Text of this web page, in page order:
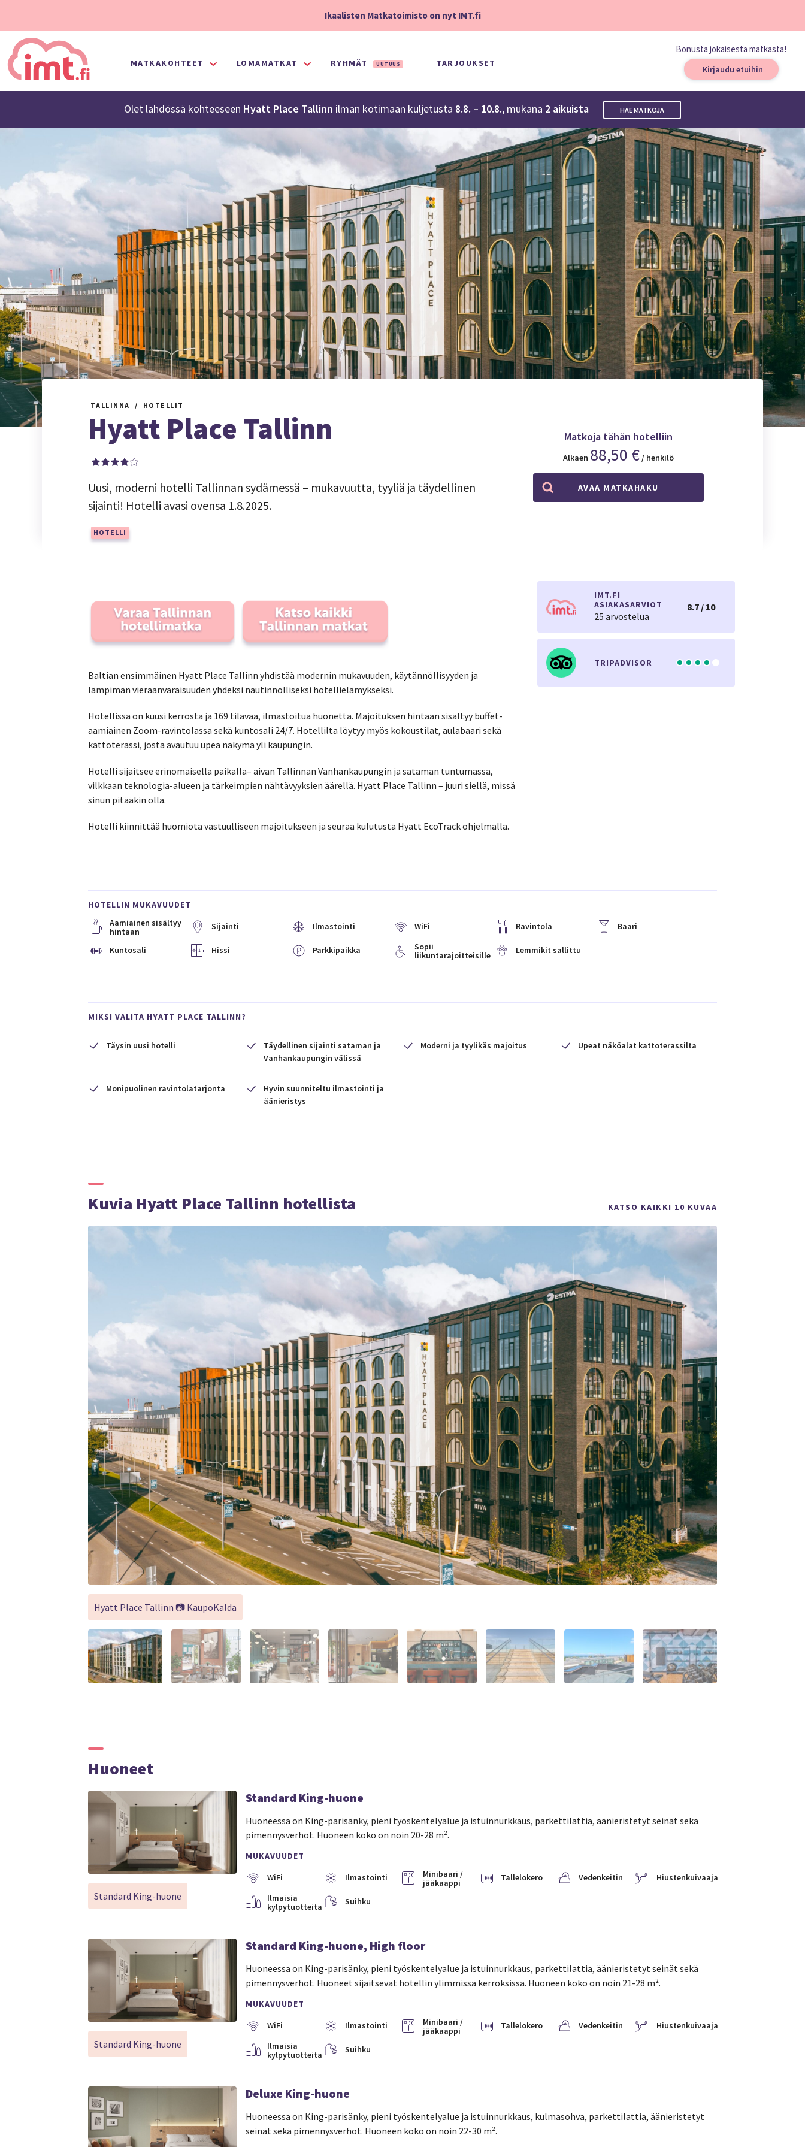
Ikaalisten Matkatoimisto on nyt IMT.fi
MATKAKOHTEET LOMAMATKAT RYHMÄT UUTUUS TARJOUKSET
Bonusta jokaisesta matkasta!
Kirjaudu etuihin
Olet lähdössä kohteeseen Hyatt Place Tallinn ilman kotimaan kuljetusta 8.8. – 10.8., mukana 2 aikuista HAE MATKOJA
TALLINNA HOTELLIT
Hyatt Place Tallinn
Uusi, moderni hotelli Tallinnan sydämessä – mukavuutta, tyyliä ja täydellinen
sijainti! Hotelli avasi ovensa 1.8.2025.
HOTELLI
Matkoja tähän hotelliin
Alkaen 88,50 € / henkilö
AVAA MATKAHAKU
Baltian ensimmäinen Hyatt Place Tallinn yhdistää modernin mukavuuden, käytännöllisyyden ja
lämpimän vieraanvaraisuuden yhdeksi nautinnolliseksi hotellielämykseksi.
Hotellissa on kuusi kerrosta ja 169 tilavaa, ilmastoitua huonetta. Majoituksen hintaan sisältyy buffet-
aamiainen Zoom-ravintolassa sekä kuntosali 24/7. Hotellilta löytyy myös kokoustilat, aulabaari sekä
kattoterassi, josta avautuu upea näkymä yli kaupungin.
Hotelli sijaitsee erinomaisella paikalla– aivan Tallinnan Vanhankaupungin ja sataman tuntumassa,
vilkkaan teknologia-alueen ja tärkeimpien nähtävyyksien äärellä. Hyatt Place Tallinn – juuri siellä, missä
sinun pitääkin olla.
Hotelli kiinnittää huomiota vastuulliseen majoitukseen ja seuraa kulutusta Hyatt EcoTrack ohjelmalla.
IMT.FI
ASIAKASARVIOT
25 arvostelua
8.7 / 10
TRIPADVISOR
HOTELLIN MUKAVUUDET
Aamiainen sisältyy
hintaan
Sijainti Ilmastointi WiFi Ravintola Baari
Kuntosali Hissi Parkkipaikka
Sopii
liikuntarajoitteisille
Lemmikit sallittu
MIKSI VALITA HYATT PLACE TALLINN?
Täysin uusi hotelli
Täydellinen sijainti sataman ja
Vanhankaupungin välissä
Moderni ja tyylikäs majoitus Upeat näköalat kattoterassilta
Monipuolinen ravintolatarjonta
Hyvin suunniteltu ilmastointi ja
äänieristys
Kuvia Hyatt Place Tallinn hotellista KATSO KAIKKI 10 KUVAA
Hyatt Place Tallinn 📷 KaupoKalda
Huoneet
Standard King-huone
Standard King-huone
Huoneessa on King-parisänky, pieni työskentelyalue ja istuinnurkkaus, parkettilattia, äänieristetyt seinät sekä
pimennysverhot. Huoneen koko on noin 20-28 m².
MUKAVUUDET
WiFi
Ilmastointi
Minibaari /
jääkaappi
Tallelokero Vedenkeitin
Hiustenkuivaaja
Ilmaisia
kylpytuotteita
Suihku
Standard King-huone
Standard King-huone, High floor
Huoneessa on King-parisänky, pieni työskentelyalue ja istuinnurkkaus, parkettilattia, äänieristetyt seinät sekä
pimennysverhot. Huoneet sijaitsevat hotellin ylimmissä kerroksissa. Huoneen koko on noin 21-28 m².
MUKAVUUDET
WiFi
Ilmastointi
Minibaari /
jääkaappi
Tallelokero Vedenkeitin
Hiustenkuivaaja
Ilmaisia
kylpytuotteita
Suihku
Deluxe King-huone
Huoneessa on King-parisänky, pieni työskentelyalue ja istuinnurkkaus, kulmasohva, parkettilattia, äänieristetyt
seinät sekä pimennysverhot. Huoneen koko on noin 22-30 m².